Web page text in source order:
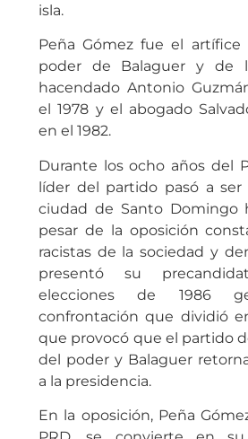
isla.
Peña Gómez fue el artífice
poder de Balaguer y de
hacendado Antonio
el 1978 y el abogado
en el 1982.
Durante los ocho años del
líder del partido pasó a ser
ciudad de Santo Domingo
pesar de la oposición
racistas de la sociedad y
presentó su
elecciones de 1986
confrontación que dividió
que provocó que el partido
del poder y Balaguer
a la presidencia.
En la oposición, Peña